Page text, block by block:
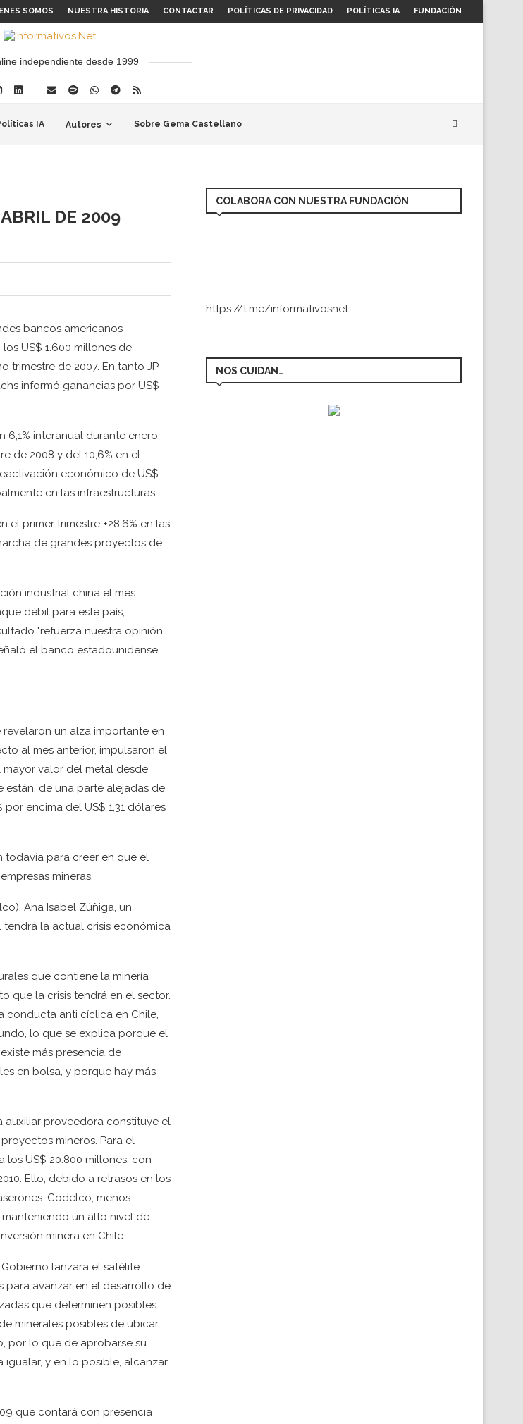
SOMOS NUESTRA HISTORIA CONTACTAR POLÍTICAS DE PRIVACIDAD POLÍTICAS IA FUNDACIÓN
independiente desde 1999
IA Autores Sobre Gema Castellano
DE 2009
bancos americanos
US$ 1.600 millones de
de 2007. En tanto JP
informó ganancias por US$
interanual durante enero,
de 2008 y del 10,6% en el
económico de US$
en las infraestructuras.
primer trimestre +28,6% en las
de grandes proyectos de
industrial china el mes
débil para este país,
"refuerza nuestra opinión
el banco estadounidense
un alza importante en
al mes anterior, impulsaron el
mayor valor del metal desde
de una parte alejadas de
encima del US$ 1,31 dólares
todavía para creer en que el
mineras.
Ana Isabel Zúñiga, un
la actual crisis económica
que contiene la minería
que la crisis tendrá en el sector.
conducta anti cíclica en Chile,
lo que se explica porque el
más presencia de
en bolsa, y porque hay más
auxiliar proveedora constituye el
mineros. Para el
los US$ 20.800 millones, con
Ello, debido a retrasos en los
Codelco, menos
un alto nivel de
minera en Chile.
lanzara el satélite
para avanzar en el desarrollo de
que determinen posibles
minerales posibles de ubicar,
por lo que de aprobarse su
y en lo posible, alcanzar,
que contará con presencia
COLABORA CON NUESTRA FUNDACIÓN
https://t.me/informativosnet
NOS CUIDAN…